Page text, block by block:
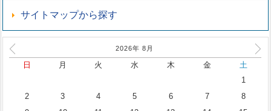
サイトマップから探す
2026年 8 月
日 月 火 水 木 金
土
1
2
3 4 5 6 7
8